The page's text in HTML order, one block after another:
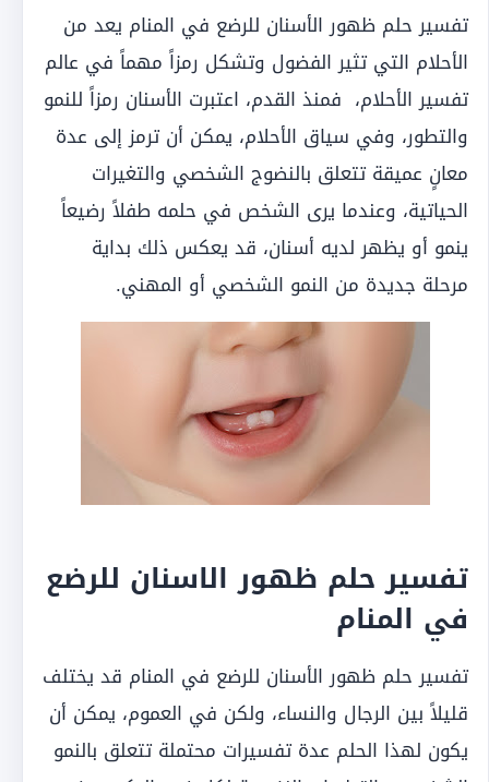
تفسير حلم ظهور الأسنان للرضع في المنام يعد من
الأحلام التي تثير الفضول وتشكل رمزاً مهماً في عالم
تفسير الأحلام، فمنذ القدم، اعتبرت الأسنان رمزاً للنمو
والتطور، وفي سياق الأحلام، يمكن أن ترمز إلى عدة
معانٍ عميقة تتعلق بالنضوج الشخصي والتغيرات
الحياتية، وعندما يرى الشخص في حلمه طفلاً رضيعاً
ينمو أو يظهر لديه أسنان، قد يعكس ذلك بداية
مرحلة جديدة من النمو الشخصي أو المهني.
تفسير حلم ظهور الاسنان للرضع
في المنام
تفسير حلم ظهور الأسنان للرضع في المنام قد يختلف
قليلاً بين الرجال والنساء، ولكن في العموم، يمكن أن
يكون لهذا الحلم عدة تفسيرات محتملة تتعلق بالنمو